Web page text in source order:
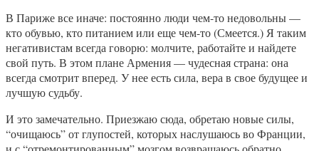
В Париже все иначе: постоянно люди чем-то недовольны —
кто обувью, кто питанием или еще чем-то (Смеется.) Я таким
негативистам всегда говорю: молчите, работайте и найдете
свой путь. В этом плане Армения — чудесная страна: она
всегда смотрит вперед. У нее есть сила, вера в свое будущее и
лучшую судьбу.
И это замечательно. Приезжаю сюда, обретаю новые силы,
“очищаюсь” от глупостей, которых наслушаюсь во Франции,